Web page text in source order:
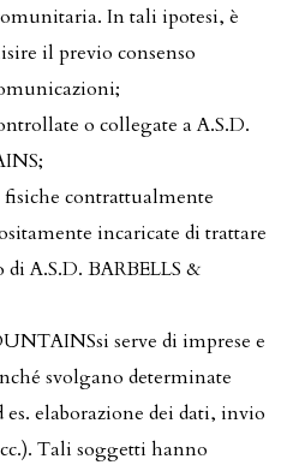
In tali ipotesi, è
il previo consenso
o collegate a A.S.D.
fisiche contrattualmente
incaricate di trattare
A.S.D. BARBELLS &
serve di imprese e
svolgano determinate
elaborazione dei dati, invio
Tali soggetti hanno